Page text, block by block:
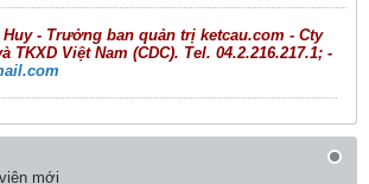
- Trưởng ban quản trị ketcau.com - Cty
TKXD Việt Nam (CDC). Tel. 04.2.216.217.1; -
mới